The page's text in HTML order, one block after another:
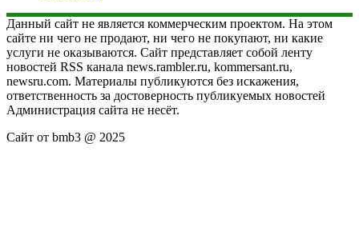
Данный сайт не является коммерческим проектом. На этом
сайте ни чего не продают, ни чего не покупают, ни какие
услуги не оказываются. Сайт представляет собой ленту
новостей RSS канала news.rambler.ru, kommersant.ru,
newsru.com. Материалы публикуются без искажения,
ответственность за достоверность публикуемых новостей
Администрация сайта не несёт.
Сайт от bmb3 @ 2025